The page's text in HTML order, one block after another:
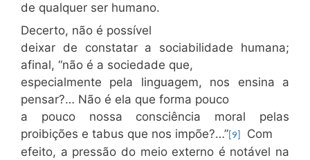
de qualquer ser humano.
Decerto, não é possível
deixar de constatar a sociabilidade humana;
afinal, “não é a sociedade que,
especialmente pela linguagem, nos ensina a
pensar?… Não é ela que forma pouco
a pouco nossa consciência moral pelas
proibições e tabus que nos impõe?…” [9]
Com
efeito, a pressão do meio externo é notável na